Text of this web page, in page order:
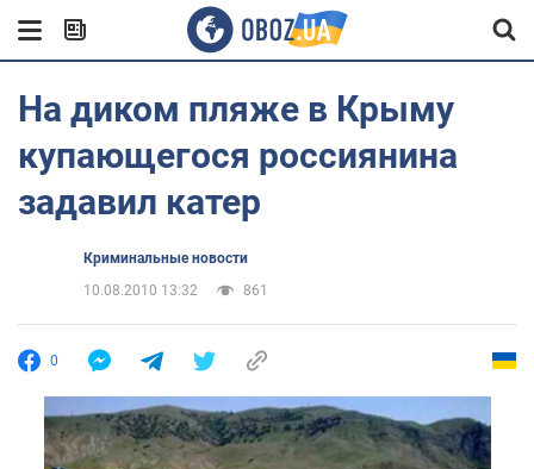
На диком пляже в Крыму
купающегося россиянина
задавил катер
Криминальные новости
10.08.2010 13:32
861
0